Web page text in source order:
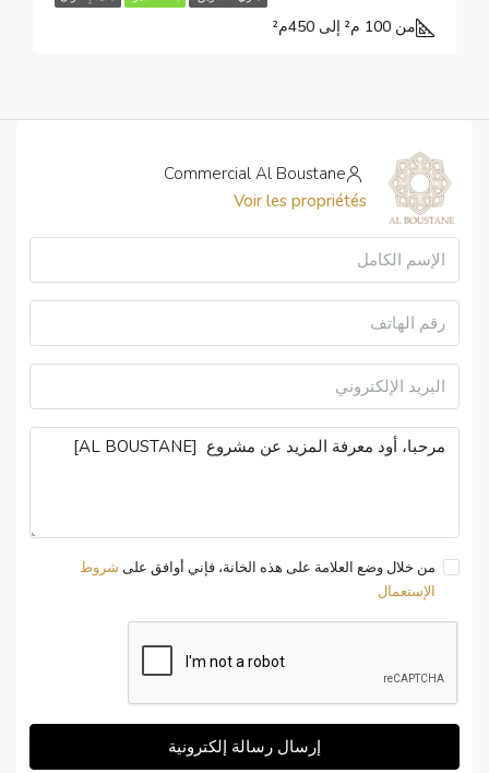
من 100 م² إلى 450 م²
Commercial Al Boustane
Voir les propriétés
من خلال وضع العلامة على هذه الخانة، فإني أوافق على شروط
الإستعمال
إرسال رسالة إلكترونية